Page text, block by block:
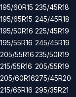
195/60R15
195/65R15
195/50R16
195/55R16
205/55R16
215/55R16
205/60R16
215/65R16
235/45R18
245/45R18
225/45R19
245/45R19
235/50R19
205/55R19
275/45R20
295/35R21